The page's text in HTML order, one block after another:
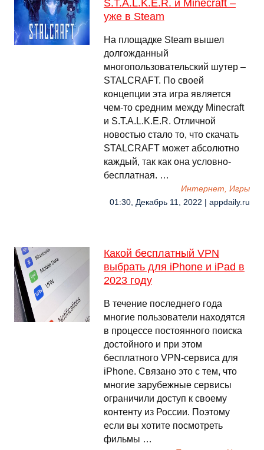
S.T.A.L.K.E.R. и Minecraft –
уже в Steam
На площадке Steam вышел
долгожданный
многопользовательский шутер –
STALCRAFT. По своей
концепции эта игра является
чем-то средним между Minecraft
и S.T.A.L.K.E.R. Отличной
новостью стало то, что скачать
STALCRAFT может абсолютно
каждый, так как она условно-
бесплатная. …
Интернет, Игры
01:30, Декабрь 11, 2022 | appdaily.ru
Какой бесплатный VPN
выбрать для iPhone и iPad в
2023 году
В течение последнего года
многие пользователи находятся
в процессе постоянного поиска
достойного и при этом
бесплатного VPN-сервиса для
iPhone. Связано это с тем, что
многие зарубежные сервисы
ограничили доступ к своему
контенту из России. Поэтому
если вы хотите посмотреть
фильмы …